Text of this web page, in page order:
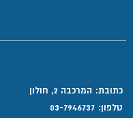
כתובת: המרכבה 2, חולון
טלפון: 03-7946737